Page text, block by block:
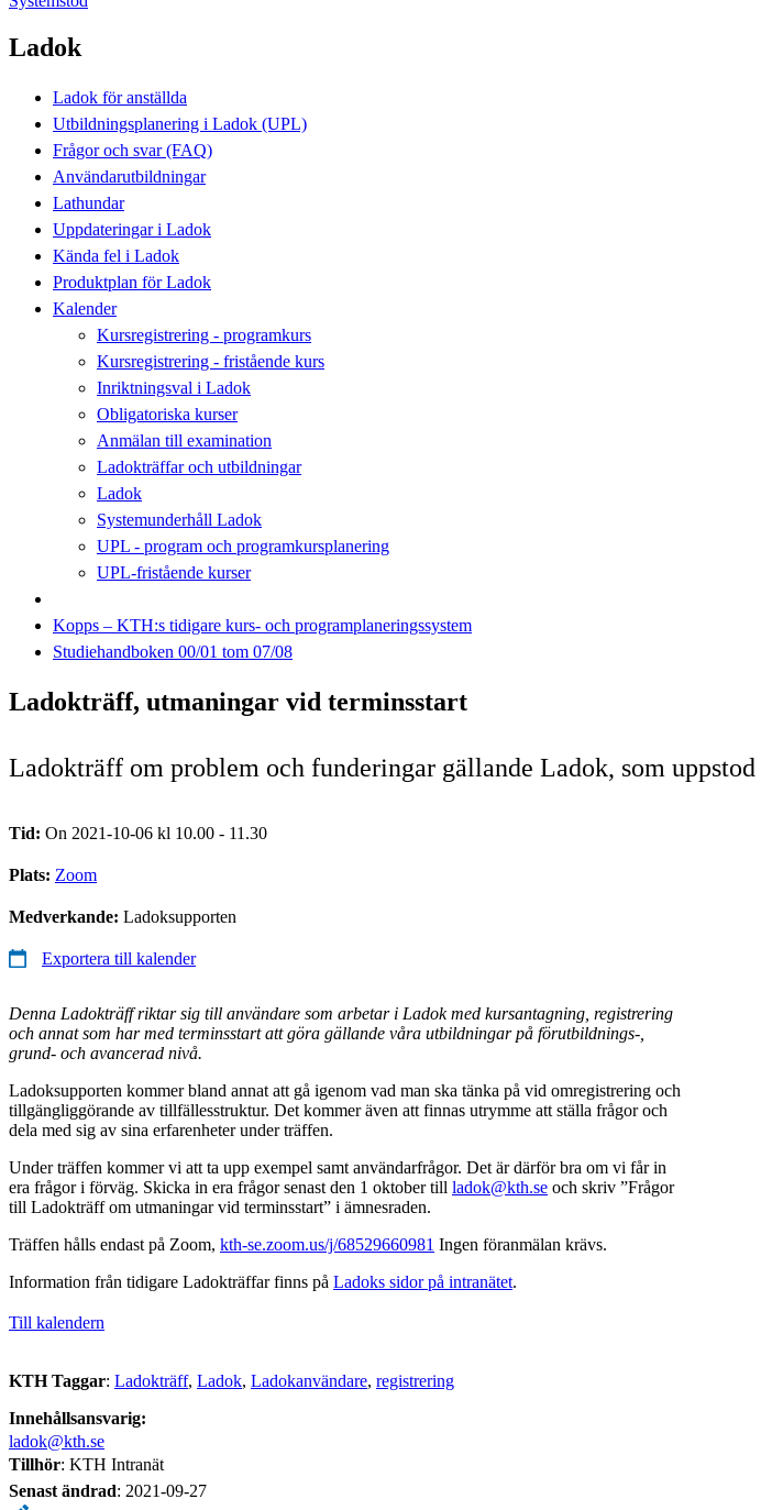
Ladok
Ladok för anställda
Utbildningsplanering i Ladok (UPL)
Frågor och svar (FAQ)
Användarutbildningar
Lathundar
Uppdateringar i Ladok
Kända fel i Ladok
Produktplan för Ladok
Kalender
Kursregistrering - programkurs
Kursregistrering - fristående kurs
Inriktningsval i Ladok
Obligatoriska kurser
Anmälan till examination
Ladokträffar och utbildningar
Ladok
Systemunderhåll Ladok
UPL - program och programkursplanering
UPL-fristående kurser
Kopps – KTH:s tidigare kurs- och programplaneringssystem
Studiehandboken 00/01 tom 07/08
Ladokträff, utmaningar vid terminsstart
Ladokträff om problem och funderingar gällande Ladok, som
Tid: On 2021-10-06 kl 10.00 - 11.30
Plats: Zoom
Medverkande: Ladoksupporten
Exportera till kalender
Denna Ladokträff riktar sig till användare som arbetar i Ladok med kursantagning, registrering
och annat som har med terminsstart att göra gällande våra utbildningar på förutbildnings-,
grund- och avancerad nivå.
Ladoksupporten kommer bland annat att gå igenom vad man ska tänka på vid omregistrering och
tillgängliggörande av tillfällesstruktur. Det kommer även att finnas utrymme att ställa frågor och
dela med sig av sina erfarenheter under träffen.
Under träffen kommer vi att ta upp exempel samt användarfrågor. Det är därför bra om vi får in
era frågor i förväg. Skicka in era frågor senast den 1 oktober till ladok@kth.se och skriv ”Frågor
till Ladokträff om utmaningar vid terminsstart” i ämnesraden.
Träffen hålls endast på Zoom, kth-se.zoom.us/j/68529660981 Ingen föranmälan krävs.
Information från tidigare Ladokträffar finns på Ladoks sidor på intranätet.
Till kalendern
KTH Taggar: Ladokträff Ladok Ladokanvändare registrering
Innehållsansvarig:
ladok@kth.se
Tillhör: KTH Intranät
Senast ändrad: 2021-09-27